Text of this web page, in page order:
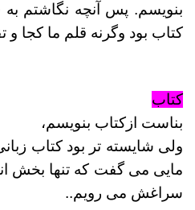
بنویسم. پس آنچه نگاشتم به
کتاب بود وگرنه قلم ما کجا و
کتاب
بناست ازکتاب بنویسم،
ولی شایسته تر بود کتاب
مایی می گفت که تنها بخش
سراغش می رویم..